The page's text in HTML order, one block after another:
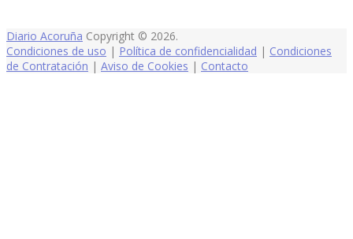
Diario Acoruña Copyright © 2026.
Condiciones de uso | Política de confidencialidad | Condiciones
de Contratación | Aviso de Cookies | Contacto